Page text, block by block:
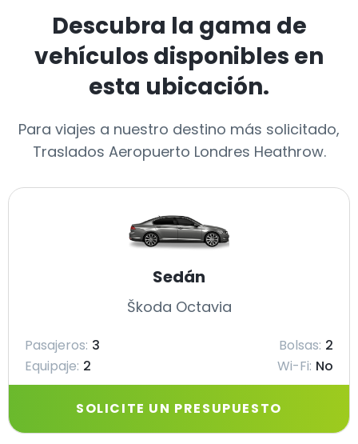
Descubra la gama de
vehículos disponibles en
esta ubicación.
Para viajes a nuestro destino más solicitado,
Traslados Aeropuerto Londres Heathrow.
Sedán
Škoda Octavia
Pasajeros: 3 Bolsas: 2
Equipaje: 2 Wi-Fi: No
SOLICITE UN PRESUPUESTO